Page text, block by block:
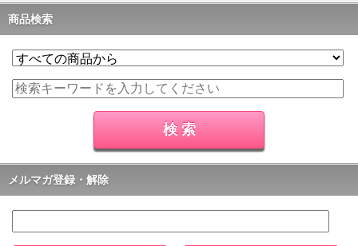
商品検索
メルマガ登録・解除